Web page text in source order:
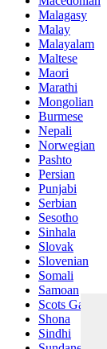
Malagasy
Malay
Malayalam
Maltese
Maori
Marathi
Mongolian
Burmese
Nepali
Norwegian
Pashto
Persian
Punjabi
Serbian
Sesotho
Sinhala
Slovak
Slovenian
Somali
Samoan
Scots Gaelic
Shona
Sindhi